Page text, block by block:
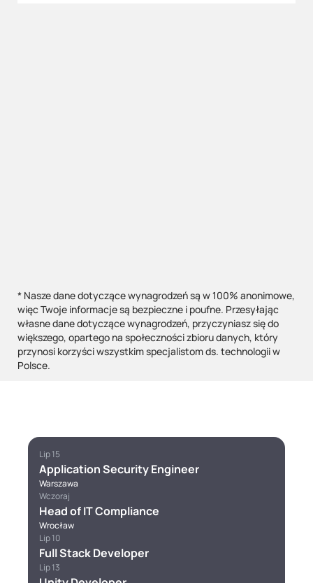
* Nasze dane dotyczące wynagrodzeń są w 100% anonimowe,
więc Twoje informacje są bezpieczne i poufne. Przesyłając
własne dane dotyczące wynagrodzeń, przyczyniasz się do
większego, opartego na społeczności zbioru danych, który
przynosi korzyści wszystkim specjalistom ds. technologii w
Polsce.
Lip 15
Application Security Engineer
Warszawa
Wczoraj
Head of IT Compliance
Wrocław
Lip 10
Full Stack Developer
Lip 13